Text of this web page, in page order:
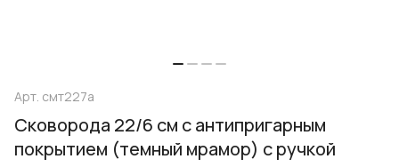
Арт. смт227а
Сковорода 22/6 см с антипригарным
покрытием (темный мрамор) с ручкой